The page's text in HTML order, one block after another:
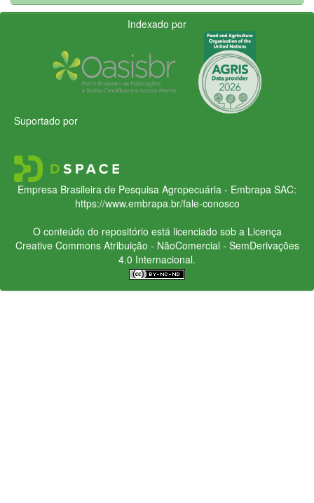
Indexado por
Suportado por
Empresa Brasileira de Pesquisa Agropecuária - Embrapa SAC:
https://www.embrapa.br/fale-conosco
O conteúdo do repositório está licenciado sob a Licença
Creative CommonsAtribuição - NãoComercial - SemDerivações
4.0 Internacional.